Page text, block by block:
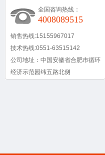
全国咨询热线：
4008089515
销售热线:15155967017
技术热线:0551-63515142
公司地址：中国安徽省合肥市循环
经济示范园纬五路北侧